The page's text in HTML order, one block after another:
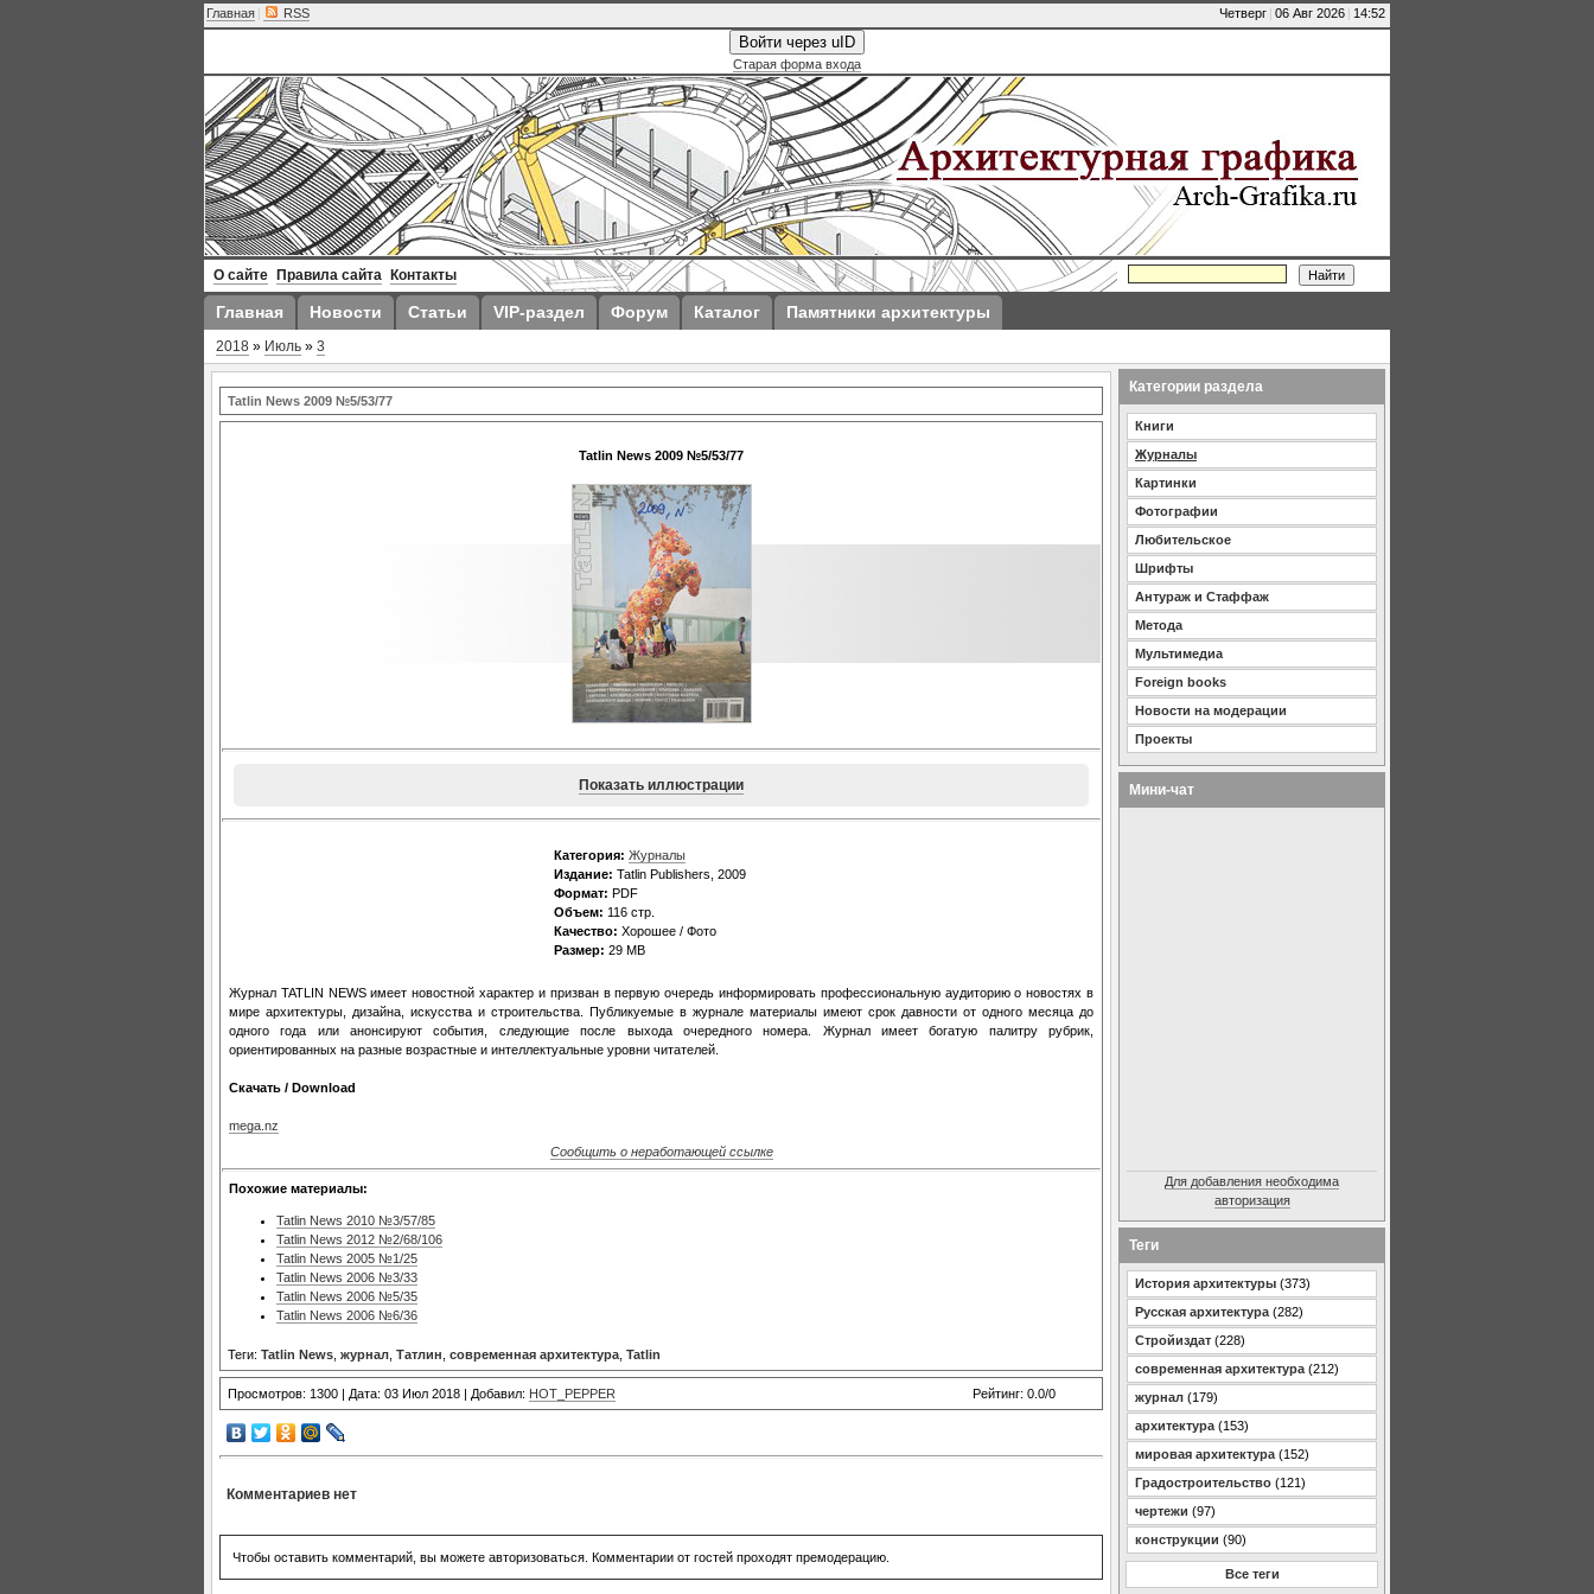
Четверг | 06 Авг 2026 | 14:52
Главная | RSS
Войти через uID
Старая форма входа
О сайте Правила сайта Контакты
Главная Новости Статьи VIP-раздел Форум Каталог Памятники архитектуры
2018 » Июль » 3
Tatlin News 2009 №5/53/77
Tatlin News 2009 №5/53/77
Показать иллюстрации
Категория: Журналы
Издание: Tatlin Publishers, 2009
Формат: PDF
Объем: 116 стр.
Качество: Хорошее / Фото
Размер: 29 MB
Журнал TATLIN NEWS имеет новостной характер и призван в первую очередь информировать профессиональную аудиторию о новостях в
мире архитектуры, дизайна, искусства и строительства. Публикуемые в журнале материалы имеют срок давности от одного месяца до
одного года или анонсируют события, следующие после выхода очередного номера. Журнал имеет богатую палитру рубрик,
ориентированных на разные возрастные и интеллектуальные уровни читателей.
Скачать / Download
mega.nz
Сообщить о неработающей ссылке
Похожие материалы:
Tatlin News 2010 №3/57/85
Tatlin News 2012 №2/68/106
Tatlin News 2005 №1/25
Tatlin News 2006 №3/33
Tatlin News 2006 №5/35
Tatlin News 2006 №6/36
Теги: Tatlin News журнал Татлин современная архитектура Tatlin
Просмотров: 1300 | Дата: 03 Июл 2018 | Добавил: HOT_PEPPER Рейтинг: 0.0/0
Комментариев нет
Чтобы оставить комментарий, вы можете авторизоваться. Комментарии от гостей проходят премодерацию.
Категории раздела
Книги
Журналы
Картинки
Фотографии
Любительское
Шрифты
Антураж и Стаффаж
Метода
Мультимедиа
Foreign books
Новости на модерации
Проекты
Мини-чат
Для добавления необходима
авторизация
Теги
История архитектуры (373)
Русская архитектура (282)
Стройиздат (228)
современная архитектура (212)
журнал (179)
архитектура (153)
мировая архитектура (152)
Градостроительство (121)
чертежи (97)
конструкции (90)
Все теги